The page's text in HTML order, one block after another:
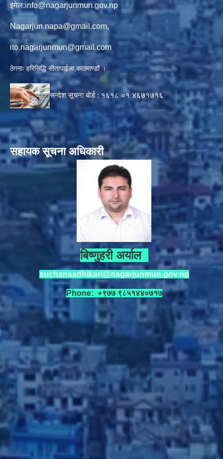
इमेल:info@nagarjunmun.gov.np
Nagarjun.napa@gmail.com,
ito.nagarjunmun@gmail.com
ठेगनाः हरिसिद्धि सीतापाईला,काठमाण्डौं ।
सन्देश सूचना बोर्ड : १६१८ ०१४६७१७१६
सहायक सूचना अधिकारी
बिष्णुहरी अर्याल
suchanaadhikari@nagarjunmun.gov.np
Phone: +९७७ ९८५१४४०७१७